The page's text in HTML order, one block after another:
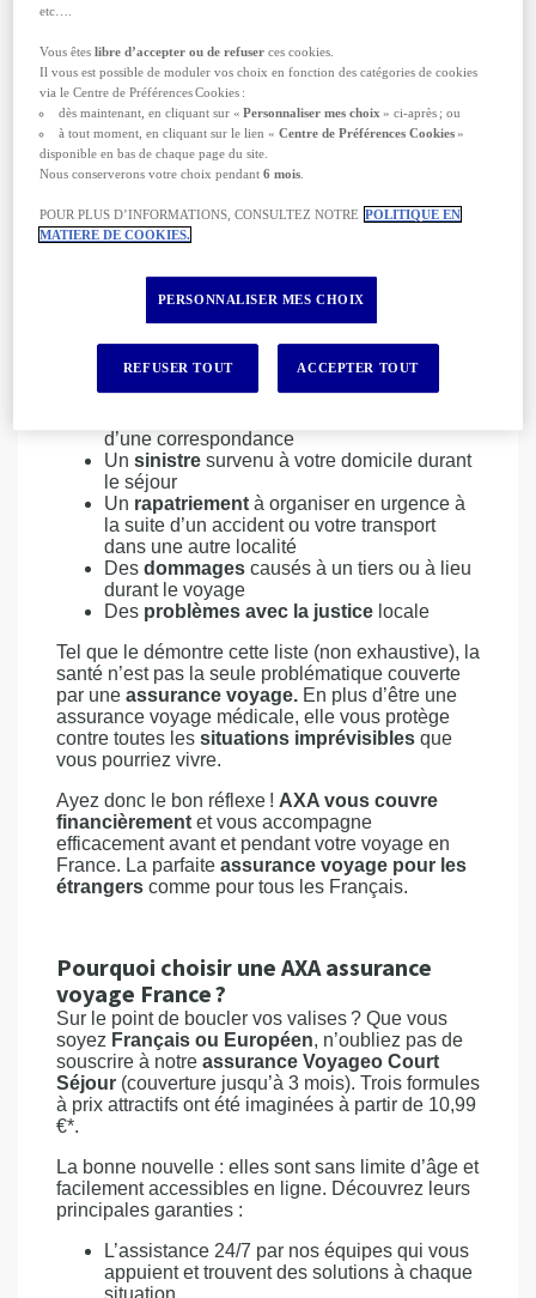
déplacement
Tout le monde s’accorde à le dire : un voyage est
une somme de surprises. Mais certaines sont
meilleures que d’autres. Des déconvenues
peuvent survenir auxquelles l’assurance voyage
AXApermet de faire face, comme :
Des circonstances inattendues entraînant
l’annulation du voyage
Un retard subi vous faisant
événement vous affectant ou concernant un
proche
perte (ou le vol) de vos papiers
d’identité ou de votre billet d’avionavant le
départ
d’une correspondance
Un sinistre survenu à votre domicile durant
le séjour
Un rapatriement à organiser en urgence à
la suite d’un accident ou votre transport
dans une autre localité
Des dommages causés à un tiers ou à lieu
durant le voyage
Des problèmes avec la justice locale
Tel que le démontre cette liste (non exhaustive), la
santé n’est pas la seule problématique couverte
par une assurance voyage. En plus d’être une
assurance voyage médicale, elle vous protège
contre toutes les situations imprévisibles que
vous pourriez vivre.
Ayez donc le bon réflexe ! AXA vous couvre
financièrement et vous accompagne
efficacement avant et pendant votre voyage en
France. La parfaite assurance voyage pour les
étrangers comme pour tous les Français.
Pourquoi choisir une AXA assurance
voyage France ?
Sur le point de boucler vos valises ? Que vous
soyez Français ou Européen, n’oubliez pas de
souscrire à notre assurance Voyageo Court
Séjour (couverture jusqu’à 3 mois). Trois formules
à prix attractifs ont été imaginées à partir de 10,99
€*.
La bonne nouvelle : elles sont sans limite d’âge et
facilement accessibles en ligne. Découvrez leurs
principales garanties :
L’assistance 24/7 par nos équipes qui vous
appuient et trouvent des solutions à chaque
situation
etc….
Vous êteslibre d’accepter ou de refuser ces cookies.
Il vous est possible de moduler vos choix en fonction des catégories de cookies
via le Centre de Préférences Cookies :
dès maintenant, en cliquant sur « Personnaliser mes choix » ci-après ; ou
à tout moment, en cliquant sur le lien « Centre de Préférences Cookies»
disponible en bas de chaque page du site.
Nous conserverons votre choix pendant6 mois
POUR PLUS D’INFORMATIONS, CONSULTEZ NOTRE POLITIQUE EN
MATIERE DE COOKIES.
PERSONNALISER MES CHOIX
REFUSER TOUT ACCEPTER TOUT